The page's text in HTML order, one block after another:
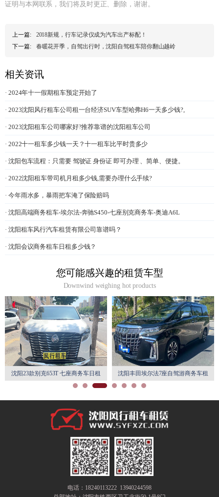
证明与本网联系，我们将及时更正、删除，谢谢。
上一篇:
2018新规，行车记录仪成为汽车出产标配！
下一篇:
春暖花开季，自驾出行时，沈阳自驾租车陪你翻山越岭
相关资讯
· 2024年十一假期租车预定开始了
· 2023沈阳风行租车公司租一台经济SUV车型哈弗H6一天多少钱?,
· 2023沈阳租车公司哪家好?推荐靠谱的沈阳租车公司
· 2022十一租车多少钱一天？十一租车比平时贵多少
· 沈阳包车流程：只需要 驾驶证 身份证 即可办理 、简单、便捷。
· 2022沈阳租车带司机月租多少钱,需要办理什么手续?
· 今年雨水多，暴雨把车淹了保险赔吗
· 沈阳高端商务租车-埃尔法-奔驰S450-七座别克商务车-奥迪A6L
· 沈阳租车风行汽车租赁有限公司靠谱吗？
· 沈阳会议商务租车日租多少钱？
您可能感兴趣的租赁车型
Downwind weighing hot products
沈阳23款别克653T 七座商务车日租 沈阳丰田埃尔法7座自驾游商务车租
电话：18240113222 13940244598